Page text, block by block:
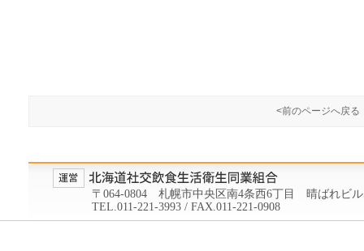
<前のページへ戻る
〒064-0804 札幌市中央区南4条西6丁目 晴ばれビ
TEL.011-221-3993 / FAX.011-221-0908